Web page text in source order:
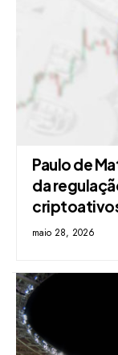
Paulo de
da
maio 28, 2026